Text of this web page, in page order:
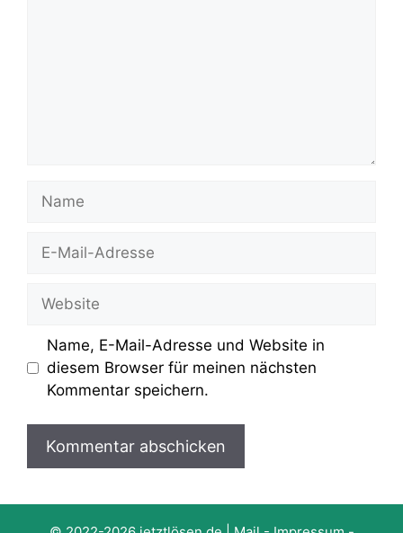
Mail-
Name, E-Mail-Adresse und Website in
diesem Browser für meinen nächsten
Kommentar speichern.